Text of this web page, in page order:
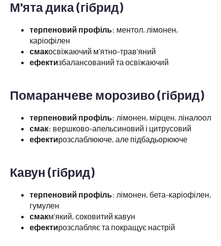
М'ята дика (гібрид)
терпеновий профіль: ментол, лімонен,
каріофілен
смакосвіжаючий м'ятно-трав'яний
ефектизбалансований та освіжаючий
Помаранчеве морозиво (гібрид)
терпеновий профіль: лімонен, мірцен, ліналоол
смак: вершково-апельсиновий і цитрусовий
ефектирозслаблююче, але підбадьорююче
Кавун (гібрид)
терпеновий профіль: лімонен, бета-каріофілен,
гумулен
смакм'який, соковитий кавун
ефектирозслабляє та покращує настрій